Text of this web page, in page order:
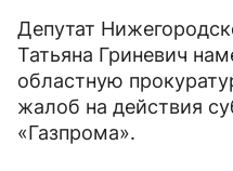
Депутат
Татьяна Гриневич
областную
жалоб на действия
«Газпрома».